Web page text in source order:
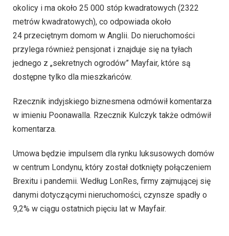
okolicy i ma około 25 000 stóp kwadratowych (2322
metrów kwadratowych), co odpowiada około
24 przeciętnym domom w Anglii. Do nieruchomości
przylega również pensjonat i znajduje się na tyłach
jednego z „sekretnych ogrodów” Mayfair, które są
dostępne tylko dla mieszkańców.
Rzecznik indyjskiego biznesmena odmówił komentarza
w imieniu Poonawalla. Rzecznik Kulczyk także odmówił
komentarza.
Umowa będzie impulsem dla rynku luksusowych domów
w centrum Londynu, który został dotknięty połączeniem
Brexitu i pandemii. Według LonRes, firmy zajmującej się
danymi dotyczącymi nieruchomości, czynsze spadły o
9,2% w ciągu ostatnich pięciu lat w Mayfair.